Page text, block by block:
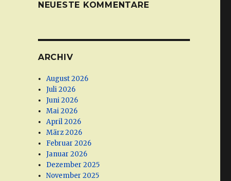
NEUESTE KOMMENTARE
ARCHIV
August 2026
Juli 2026
Juni 2026
Mai 2026
April 2026
März 2026
Februar 2026
Januar 2026
Dezember 2025
November 2025